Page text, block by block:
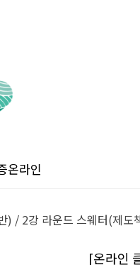
온라인
) / 2강 라운드 스웨터(제
[온라인